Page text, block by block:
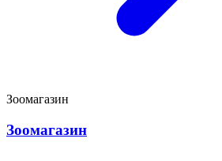
Зоомагазин
Зоомагазин